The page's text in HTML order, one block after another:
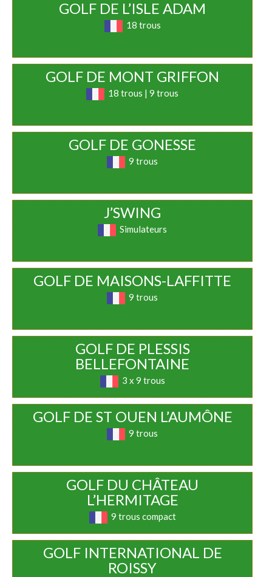
GOLF DE L’ISLE ADAM
18 trous
GOLF DE MONT GRIFFON
18 trous | 9 trous
GOLF DE GONESSE
9 trous
J’SWING
Simulateurs
GOLF DE MAISONS-LAFFITTE
9 trous
GOLF DE PLESSIS
BELLEFONTAINE
3 x 9 trous
GOLF DE ST OUEN L’AUMÔNE
9 trous
GOLF DU CHÂTEAU
L’HERMITAGE
9 trous compact
GOLF INTERNATIONAL DE
ROISSY